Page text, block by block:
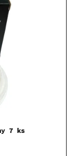
7 ks